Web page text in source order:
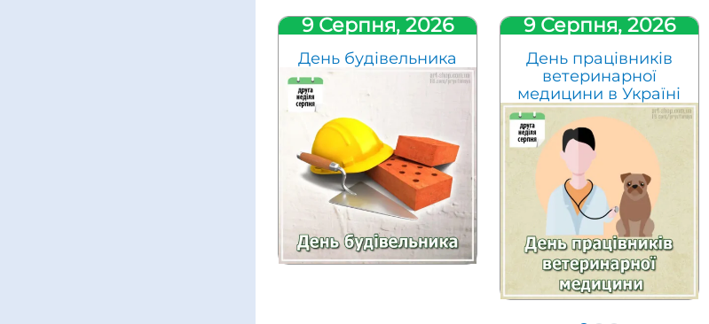
9 Серпня, 2026
День будівельника
9 Серпня, 2026
День працівників
ветеринарної
медицини в Україні